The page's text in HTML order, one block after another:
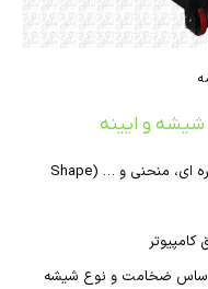
شیشه و ایینه
قابلیت برش انواع شکل های هندسی، دایره ای، منحنی و … (Shape
اساس ضخامت و نوع شیشه